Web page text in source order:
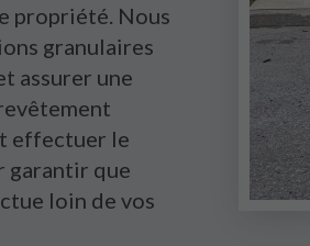
propriété. Nous
granulaires
assurer une
effectuer le
garantir que
loin de vos